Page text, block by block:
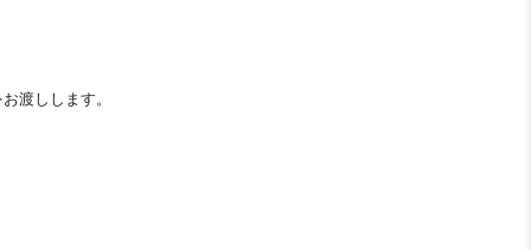
渡しします。